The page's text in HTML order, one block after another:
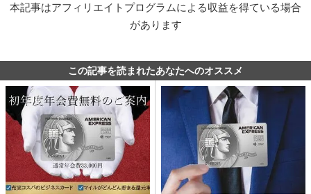
本記事はアフィリエイトプログラムによる収益を得ている場合
があります
この記事を読まれたあなたへのオススメ